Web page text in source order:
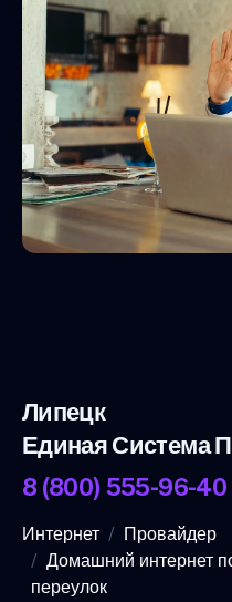
Липецк
Единая Система
8 (800) 555-96-40
Интернет
Провайдер
Домашний интернет
переулок